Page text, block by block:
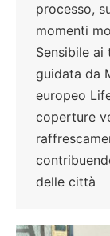
processo,
momenti
Sensibile ai
guidata da
europeo
coperture
delle città